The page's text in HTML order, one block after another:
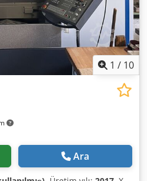
1 / 10
Ara